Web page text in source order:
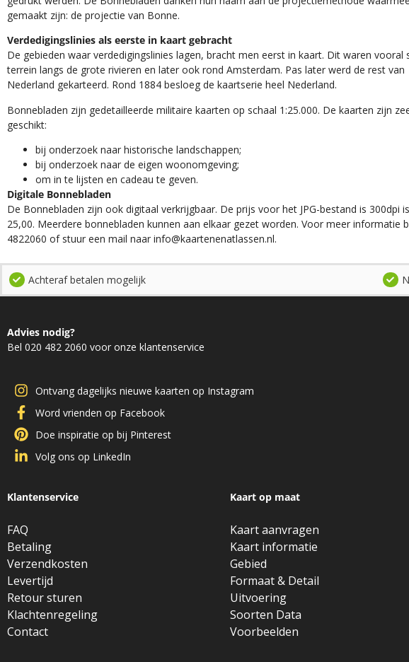
gemaakt zijn: de projectie van Bonne.
Verdedigingslinies als eerste in kaart gebracht
De gebieden waar verdedigingslinies lagen, bracht men eerst in kaart. Dit waren vooral
terrein langs de grote rivieren en later ook rond Amsterdam. Pas later werd de rest van
Nederland gekarteerd. Rond 1884 besloeg de kaartserie heel Nederland.
Bonnebladen zijn gedetailleerde militaire kaarten op schaal 1:25.000. De kaarten zijn
geschikt:​
​bij onderzoek naar historische landschappen;
bij onderzoek naar de eigen woonomgeving;
om in te lijsten en cadeau te geven.
Digitale Bonnebladen
De Bonnebladen zijn ook digitaal verkrijgbaar. De prijs voor het JPG-bestand is 300dpi
25,00. Meerdere bonnebladen kunnen aan elkaar gezet worden. Voor meer informatie
4822060 of stuur een mail naar info@kaartenenatlassen.nl.
Achteraf betalen mogelijk
Advies nodig?
Bel 020 482 2060 voor onze klantenservice
Ontvang dagelijks nieuwe kaarten op Instagram
Word vrienden op Facebook
Doe inspiratie op bij Pinterest
Volg ons op LinkedIn
Klantenservice
FAQ
Betaling
Verzendkosten
Levertijd
Retour sturen
Klachtenregeling
Contact
Kaart op maat
Kaart aanvragen
Kaart informatie
Gebied
Formaat & Detail
Uitvoering
Soorten Data
Voorbeelden